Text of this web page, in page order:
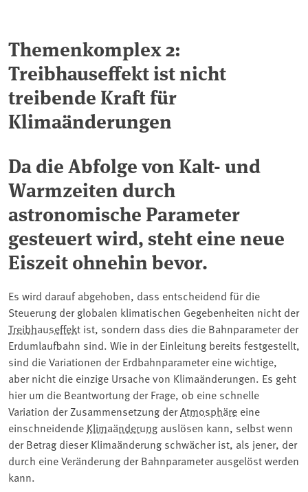
Themenkomplex 2:
Treibhauseffekt ist nicht
treibende Kraft für
Klimaänderungen
Da die Abfolge von Kalt- und
Warmzeiten durch
astronomische Parameter
gesteuert wird, steht eine neue
Eiszeit ohnehin bevor.
Es wird darauf abgehoben, dass entscheidend für die
Steuerung der globalen klimatischen Gegebenheiten nicht der
Treibhauseffekt ist, sondern dass dies die Bahnparameter der
Erdumlaufbahn sind. Wie in der Einleitung bereits festgestellt,
sind die Variationen der Erdbahnparameter eine wichtige,
aber nicht die einzige Ursache von Klimaänderungen. Es geht
hier um die Beantwortung der Frage, ob eine schnelle
Variation der Zusammensetzung derAtmosphäre eine
einschneidende Klimaänderung auslösen kann, selbst wenn
der Betrag dieser Klimaänderung schwächer ist, als jener, der
durch eine Veränderung der Bahnparameter ausgelöst werden
kann.